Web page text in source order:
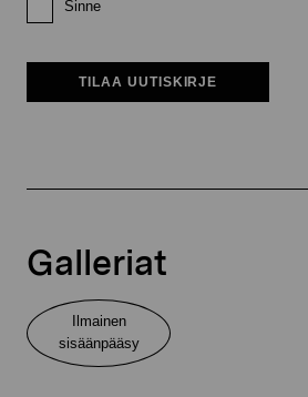
Sinne
TILAA UUTISKIRJE
Galleriat
Ilmainen
sisäänpääsy